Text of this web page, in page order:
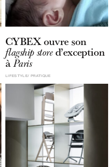
CYBEX ouvre son
flagship stored’exception
àParis
LIFESTYLE PRATIQUE